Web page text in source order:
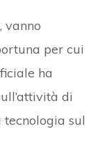
vanno
per cui
ha
di
tecnologia sul